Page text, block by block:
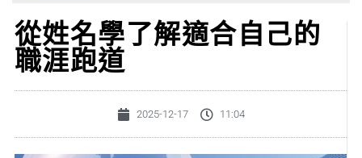
從姓名學了解適合自己的
職涯跑道
2025-12-17 11:04